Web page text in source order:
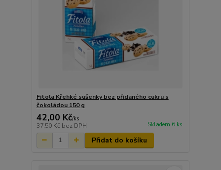
Fitola Křehké sušenky bez přidaného cukru s
čokoládou 150 g
42,00 Kč/ks
37,50 Kč bez DPH Skladem 6 ks
Přidat do košíku